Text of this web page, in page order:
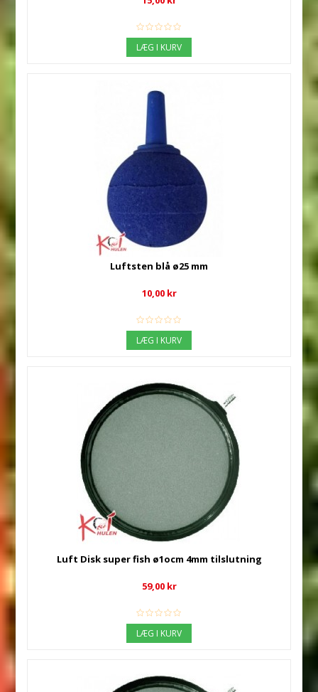
LÆG I KURV
Luftsten blå ø25 mm
10,00 kr
LÆG I KURV
Luft Disk super fish ø1ocm 4mm tilslutning
59,00 kr
LÆG I KURV